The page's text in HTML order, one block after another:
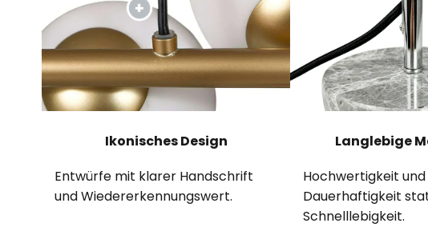
Ikonisches Design
Entwürfe mit klarer Handschrift
und Wiedererkennungswert.
Langlebige
Hochwertigkeit und
Dauerhaftigkeit
Schnelllebigkeit.